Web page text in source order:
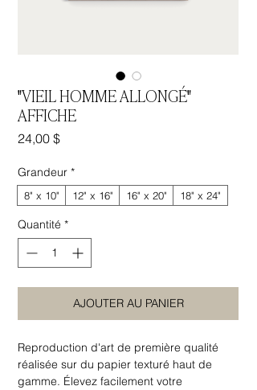
"VIEIL HOMME ALLONGÉ"
AFFICHE
24,00 $Prix
Grandeur *
8" x 10" 12" x 16" 16" x 20" 18" x 24"
Quantité *
AJOUTER AU PANIER
Reproduction d'art de première qualité
réalisée sur du papier texturé haut de
gamme. Élevez facilement votre